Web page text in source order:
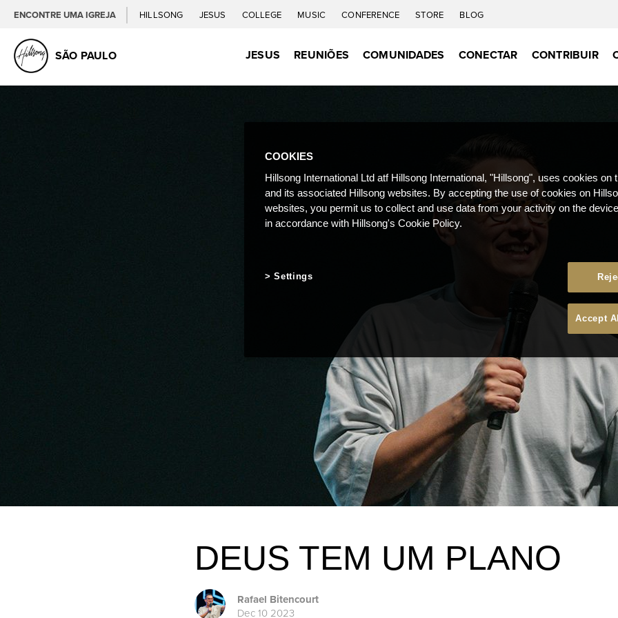
ENCONTRE UMA IGREJA HILLSONG JESUS COLLEGE MUSIC CONFERENCE STORE BLOG
SÃO PAULO JESUS REUNIÕES COMUNIDADES CONECTAR CONTRIBUIR
DEUS TEM UM PLANO
Rafael Bitencourt
Dec 10 2023
COOKIES
Hillsong International Ltd atf Hillsong International, "Hillsong", uses cookies on
and its associated Hillsong websites. By accepting the use of cookies on
websites, you permit us to collect and use data from your activity on the
in accordance with Hillsong's Cookie Policy.
Accept
Settings